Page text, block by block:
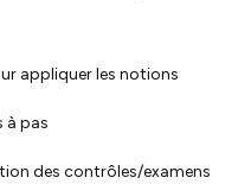
appliquer les notions
à pas
des contrôles/examens